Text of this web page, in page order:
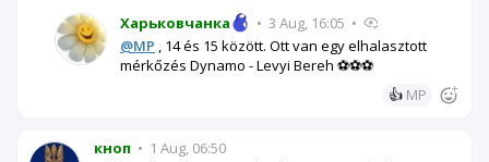
Харьковчанка • 3 Aug, 16:05 •
@MP , 14 és 15 között. Ott van egy elhalasztott
mérkőzés Dynamo - Levyi Bereh ⚽⚽⚽
👍 MP
кноп • 1 Aug, 06:50